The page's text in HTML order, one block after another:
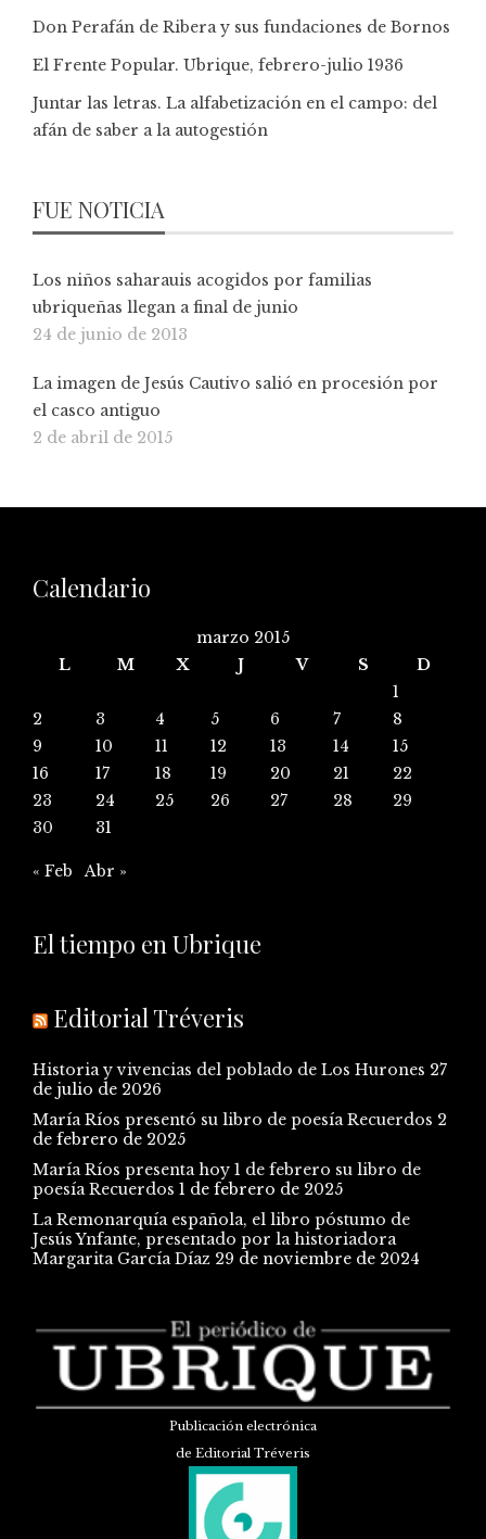
Don Perafán de Ribera y sus fundaciones de Bornos
El Frente Popular. Ubrique, febrero-julio 1936
Juntar las letras. La alfabetización en el campo: del
afán de saber a la autogestión
FUE NOTICIA
Los niños saharauis acogidos por familias
ubriqueñas llegan a final de junio
24 de junio de 2013
La imagen de Jesús Cautivo salió en procesión por
el casco antiguo
2 de abril de 2015
Calendario
marzo 2015
L
M X J V S
D
1
2
3 4 5 6 7
8
9
10 11 12 13 14
15
16
17 18 19 20 21
22
23
24 25 26 27 28
29
30
31
« Feb Abr »
El tiempo en Ubrique
Editorial Tréveris
Historia y vivencias del poblado de Los Hurones 27
de julio de 2026
María Ríos presentó su libro de poesía Recuerdos 2
de febrero de 2025
María Ríos presenta hoy 1 de febrero su libro de
poesía Recuerdos 1 de febrero de 2025
La Remonarquía española, el libro póstumo de
Jesús Ynfante, presentado por la historiadora
Margarita García Díaz 29 de noviembre de 2024
Publicación electrónica
de Editorial Tréveris